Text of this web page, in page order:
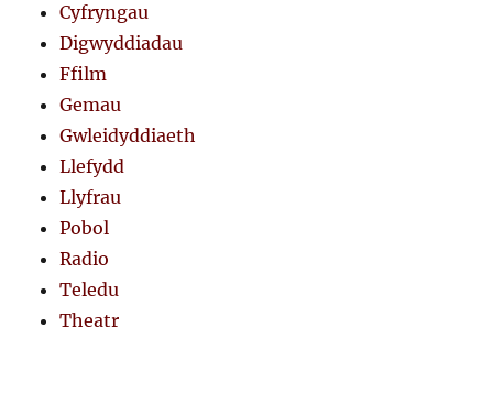
Cyfryngau
Digwyddiadau
Ffilm
Gemau
Gwleidyddiaeth
Llefydd
Llyfrau
Pobol
Radio
Teledu
Theatr